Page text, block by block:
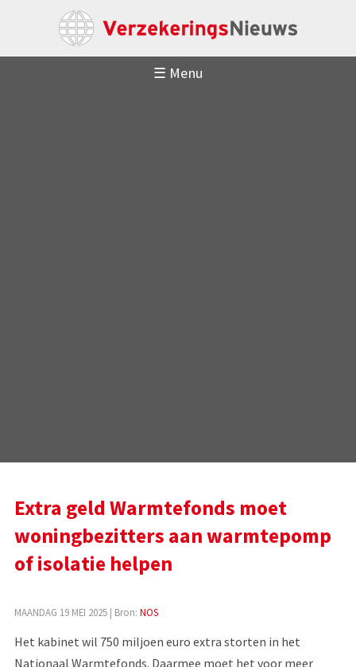
☰ Menu
Extra geld Warmtefonds moet
woningbezitters aan warmtepomp
of isolatie helpen
MAANDAG 19 MEI 2025| Bron: NOS
Het kabinet wil 750 miljoen euro extra storten in het
Nationaal Warmtefonds. Daarmee moet het voor meer